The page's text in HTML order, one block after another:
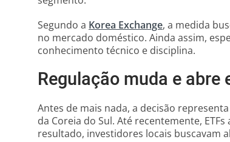
Segundo a Korea Exchange, a medida
no mercado doméstico. Ainda assim,
conhecimento técnico e disciplina.
Regulação muda e
Antes de mais nada, a decisão
da Coreia do Sul. Até recentemente,
resultado, investidores locais buscavam